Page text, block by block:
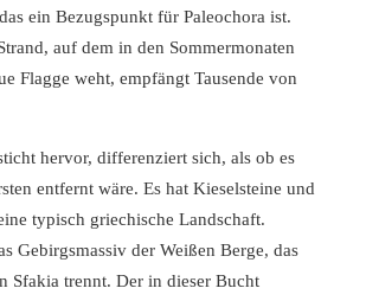
ein Bezugspunkt für Paleochora ist.
auf dem in den Sommermonaten
Flagge weht, empfängt Tausende von
hervor, differenziert sich, als ob es
entfernt wäre. Es hat Kieselsteine ​​und
typisch griechische Landschaft.
Gebirgsmassiv der Weißen Berge, das
Sfakia trennt. Der in dieser Bucht